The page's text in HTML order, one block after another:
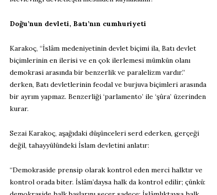
Doğu’nun devleti, Batı’nın cumhuriyeti
Karakoç, “İslâm medeniyetinin devlet biçimi ila, Batı devlet
biçimlerinin en ilerisi ve en çok ilerlemesi mümkün olanı
demokrasi arasında bir benzerlik ve paralelizm vardır.”
derken, Batı devletlerinin feodal ve burjuva biçimleri arasında
bir ayrım yapmaz. Benzerliği ‘parlamento’ ile ‘şûra’ üzerinden
kurar.
Sezai Karakoç, aşağıdaki düşünceleri serd ederken, gerçeği
değil, tahayyülündeki İslam devletini anlatır:
“Demokraside prensip olarak kontrol eden merci halktır ve
kontrol orada biter. İslâm’daysa halk da kontrol edilir; çünkü: